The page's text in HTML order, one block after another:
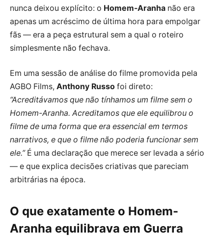
nunca deixou explícito: o Homem-Aranha não era
apenas um acréscimo de última hora para empolgar
fãs — era a peça estrutural sem a qual o roteiro
simplesmente não fechava.
Em uma sessão de análise do filme promovida pela
AGBO Films, Anthony Russo foi direto:
“Acreditávamos que não tínhamos um filme sem o
Homem-Aranha. Acreditamos que ele equilibrou o
filme de uma forma que era essencial em termos
narrativos, e que o filme não poderia funcionar sem
ele.”É uma declaração que merece ser levada a sério
— e que explica decisões criativas que pareciam
arbitrárias na época.
O que exatamente o Homem-
Aranha equilibrava em Guerra